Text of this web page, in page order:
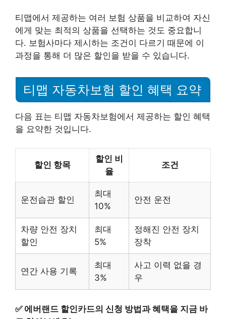
티맵에서 제공하는 여러 보험 상품을 비교하여 자신
에게 맞는 최적의 상품을 선택하는 것도 중요합니
다. 보험사마다 제시하는 조건이 다르기 때문에 이
과정을 통해 더 많은 할인을 받을 수 있습니다.
티맵 자동차보험 할인 혜택 요약
다음 표는 티맵 자동차보험에서 제공하는 할인 혜택
을 요약한 것입니다.
할인 항목
할인 비
율
조건
운전습관 할인
최대
10%
안전 운전
차량 안전 장치
할인
최대
5%
정해진 안전 장치
장착
연간 사용 기록
최대
3%
사고 이력 없을 경
우
✅ 에버랜드 할인카드의 신청 방법과 혜택을 지금 바